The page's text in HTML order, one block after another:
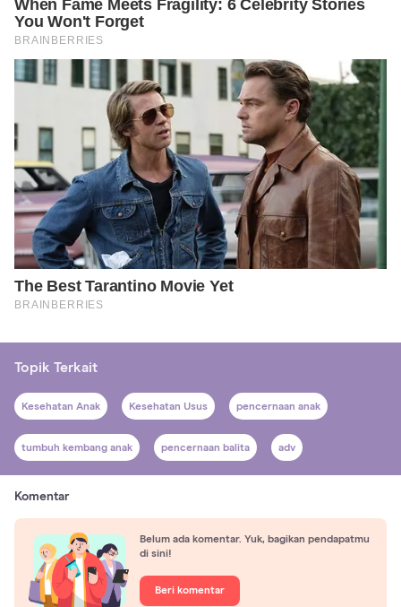
Topik Terkait
Kesehatan Anak Kesehatan Usus pencernaan anak
tumbuh kembang anak pencernaan balita adv
Komentar
Belum ada komentar. Yuk, bagikan pendapatmu
di sini!
Beri komentar